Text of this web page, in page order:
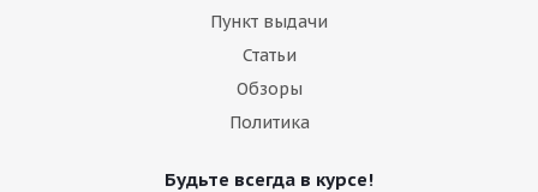
Пункт выдачи
Статьи
Обзоры
Политика
Будьте всегда в курсе!